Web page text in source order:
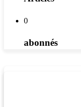
0
abonnés